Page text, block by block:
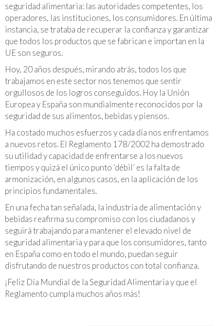
seguridad alimentaria: las autoridades competentes, los
operadores, las instituciones, los consumidores. En última
instancia, se trataba de recuperar la confianza y garantizar
que todos los productos que se fabrican e importan en la
UE son seguros.
Hoy, 20 años después, mirando atrás, todos los que
trabajamos en este sector nos tenemos que sentir
orgullosos de los logros conseguidos. Hoy la Unión
Europea y España son mundialmente reconocidos por la
seguridad de sus alimentos, bebidas y piensos.
Ha costado muchos esfuerzos y cada día nos enfrentamos
a nuevos retos. El Reglamento 178/2002 ha demostrado
su utilidad y capacidad de enfrentarse a los nuevos
tiempos y quizá el único punto ‘débil’ es la falta de
armonización, en algunos casos, en la aplicación de los
principios fundamentales.
En una fecha tan señalada, la industria de alimentación y
bebidas reafirma su compromiso con los ciudadanos y
seguirá trabajando para mantener el elevado nivel de
seguridad alimentaria y para que los consumidores, tanto
en España como en todo el mundo, puedan seguir
disfrutando de nuestros productos con total confianza.
¡Feliz Día Mundial de la Seguridad Alimentaria y que el
Reglamento cumpla muchos años más!